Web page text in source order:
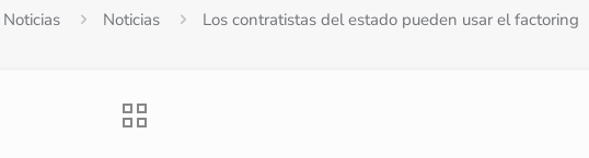
Noticias Noticias Los contratistas del estado pueden usar el factoring